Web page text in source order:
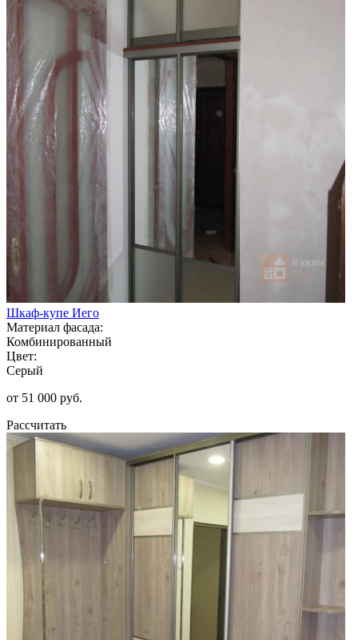
Шкаф-купе Иего
Материал фасада:
Комбинированный
Цвет:
Серый
от 51 000 руб.
Рассчитать